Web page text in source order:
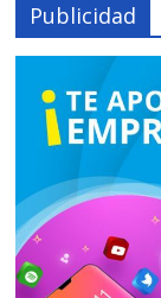
Publicidad